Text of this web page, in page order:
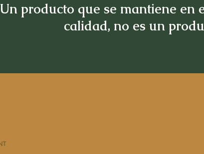
Un producto que se mantiene en
calidad, no es un